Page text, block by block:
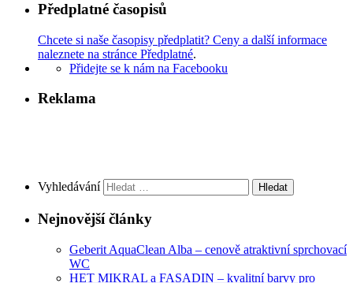
Předplatné časopisů
Chcete si naše časopisy předplatit? Ceny a další informace
naleznete na stránce Předplatné.
Přidejte se k nám na Facebooku
Reklama
Vyhledávání
Nejnovější články
Geberit AquaClean Alba – cenově atraktivní sprchovací
WC
HET MIKRAL a FASADIN – kvalitní barvy pro